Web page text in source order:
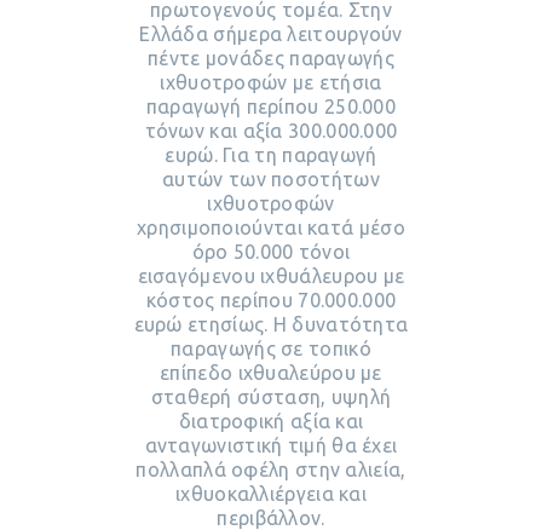
πρωτογενούς τομέα. Στην
Ελλάδα σήμερα λειτουργούν
πέντε μονάδες παραγωγής
ιχθυοτροφών με ετήσια
παραγωγή περίπου 250.000
τόνων και αξία 300.000.000
ευρώ. Για τη παραγωγή
αυτών των ποσοτήτων
ιχθυοτροφών
χρησιμοποιούνται κατά μέσο
όρο 50.000 τόνοι
εισαγόμενου ιχθυάλευρου με
κόστος περίπου 70.000.000
ευρώ ετησίως. Η δυνατότητα
παραγωγής σε τοπικό
επίπεδο ιχθυαλεύρου με
σταθερή σύσταση, υψηλή
διατροφική αξία και
ανταγωνιστική τιμή θα έχει
πολλαπλά οφέλη στην αλιεία,
ιχθυοκαλλιέργεια και
περιβάλλον.